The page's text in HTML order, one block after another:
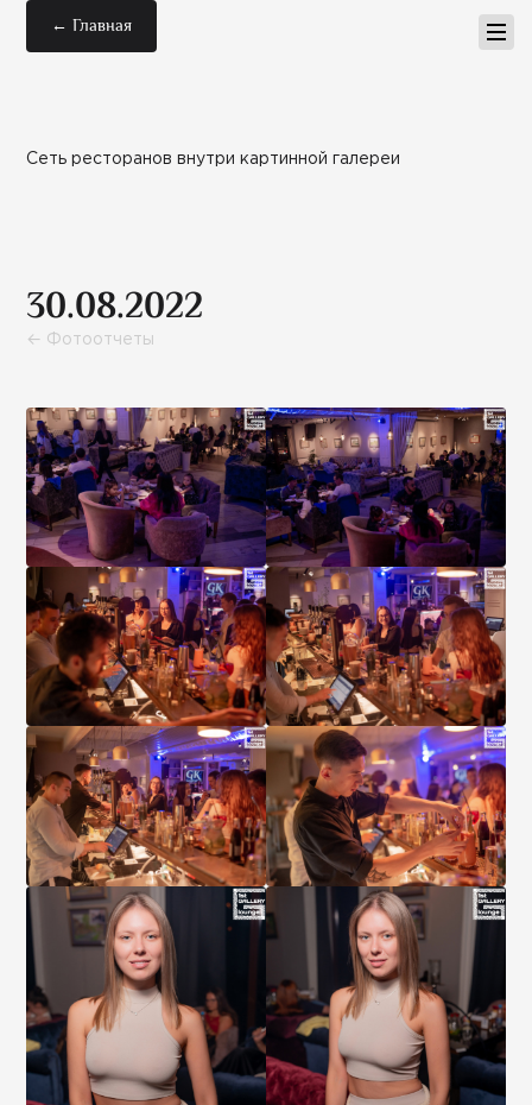
← Главная
Сеть ресторанов внутри картинной галереи
30.08.2022
← Фотоотчеты